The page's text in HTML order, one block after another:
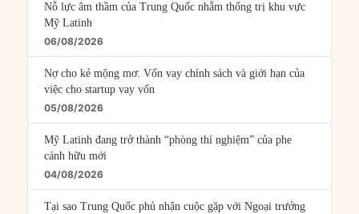
Nỗ lực âm thầm của Trung Quốc nhằm thống trị khu vực
Mỹ Latinh
06/08/2026
Nợ cho kẻ mộng mơ: Vốn vay chính sách và giới hạn của
việc cho startup vay vốn
05/08/2026
Mỹ Latinh đang trở thành “phòng thí nghiệm” của phe
cánh hữu mới
04/08/2026
Tại sao Trung Quốc phủ nhận cuộc gặp với Ngoại trưởng